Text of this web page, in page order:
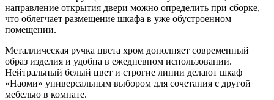
направление открытия двери можно определить при сборке,
что облегчает размещение шкафа в уже обустроенном
помещении.
Металлическая ручка цвета хром дополняет современный
образ изделия и удобна в ежедневном использовании.
Нейтральный белый цвет и строгие линии делают шкаф
«Наоми» универсальным выбором для сочетания с другой
мебелью в комнате.